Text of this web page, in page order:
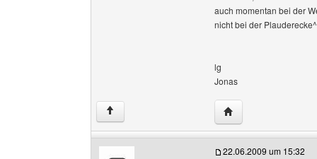
auch momentan bei der
nicht bei der
lg
Jonas
↑ Website dieses
22.06.2009 um 15:32